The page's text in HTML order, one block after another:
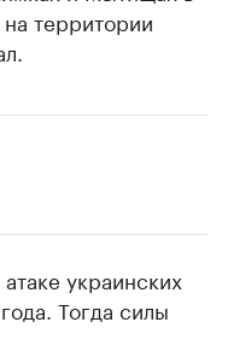
территории
украинских
Тогда силы